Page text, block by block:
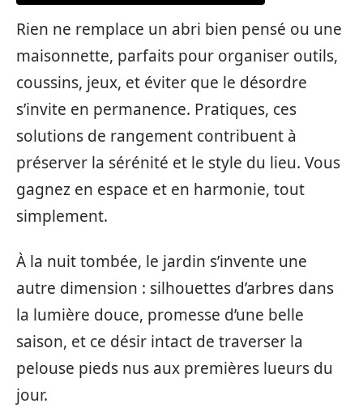
Rien ne remplace un abri bien pensé ou une
maisonnette, parfaits pour organiser outils,
coussins, jeux, et éviter que le désordre
s’invite en permanence. Pratiques, ces
solutions de rangement contribuent à
préserver la sérénité et le style du lieu. Vous
gagnez en espace et en harmonie, tout
simplement.
À la nuit tombée, le jardin s’invente une
autre dimension : silhouettes d’arbres dans
la lumière douce, promesse d’une belle
saison, et ce désir intact de traverser la
pelouse pieds nus aux premières lueurs du
jour.